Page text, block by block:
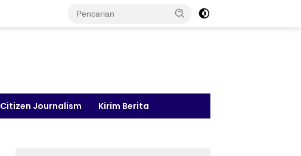
Citizen Journalism Kirim Berita